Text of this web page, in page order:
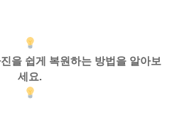
을 쉽게 복원하는 방법을 알아보
세요.